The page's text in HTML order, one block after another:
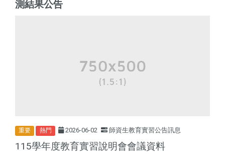
測結果公告
重要 熱門 2026-06-02 師資生教育實習公告訊息
115學年度教育實習說明會會議資料